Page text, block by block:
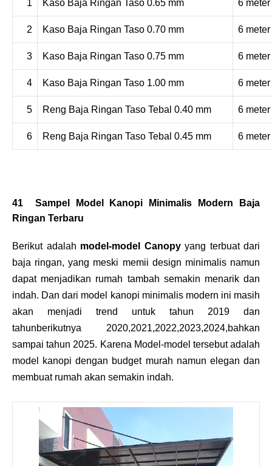
1 Kaso Baja Ringan Taso 0.65 mm 6 meter
2 Kaso Baja Ringan Taso 0.70 mm 6 meter
3 Kaso Baja Ringan Taso 0.75 mm 6 meter
4 Kaso Baja Ringan Taso 1.00 mm 6 meter
5 Reng Baja Ringan Taso Tebal 0.40 mm 6 meter
6 Reng Baja Ringan Taso Tebal 0.45 mm 6 meter
41 Sampel Model Kanopi Minimalis Modern Baja
Ringan Terbaru
Berikut adalah model-model Canopyyang terbuat dari
baja ringan, yang meski memii design minimalis namun
dapat menjadikan rumah tambah semakin menarik dan
indah. Dan dari model kanopi minimalis modern ini masih
akan menjadi trend untuk tahun 2019 dan
tahunberikutnya 2020,2021,2022,2023,2024,bahkan
sampai tahun 2025. Karena Model-model tersebut adalah
model kanopi dengan budget murah namun elegan dan
membuat rumah akan semakin indah.